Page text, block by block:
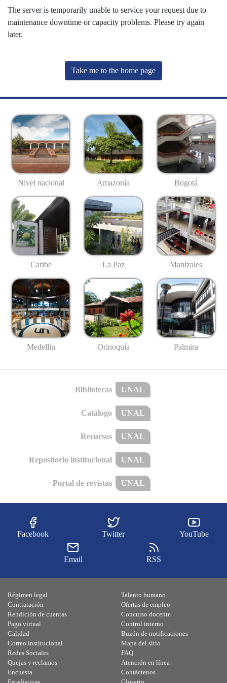
The server is temporarily unable to service your request due to
maintenance downtime or capacity problems. Please try again
later.
Take me to the home page
Nivel nacional Amazonía Bogotá
Caribe La Paz Manizales
Medellín Orinoquía Palmira
Bibliotecas UNAL
Catálogo UNAL
Recursos UNAL
Repositorio institucional UNAL
Portal de revistas UNAL
Facebook Twitter YouTube
Email RSS
Régimen legal
Contratación
Rendición de cuentas
Pago virtual
Calidad
Talento humano
Ofertas de empleo
Concurso docente
Control interno
Buzón de notificaciones
Correo institucional
Redes Sociales
Quejas y reclamos
Encuesta
Mapa del sitio
FAQ
Atención en línea
Contáctenos